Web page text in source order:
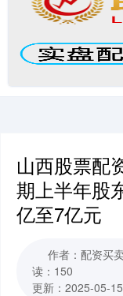
山西股票配
期上半年股
亿至7亿元
作者：配资买
读：150
更新：2025-05-